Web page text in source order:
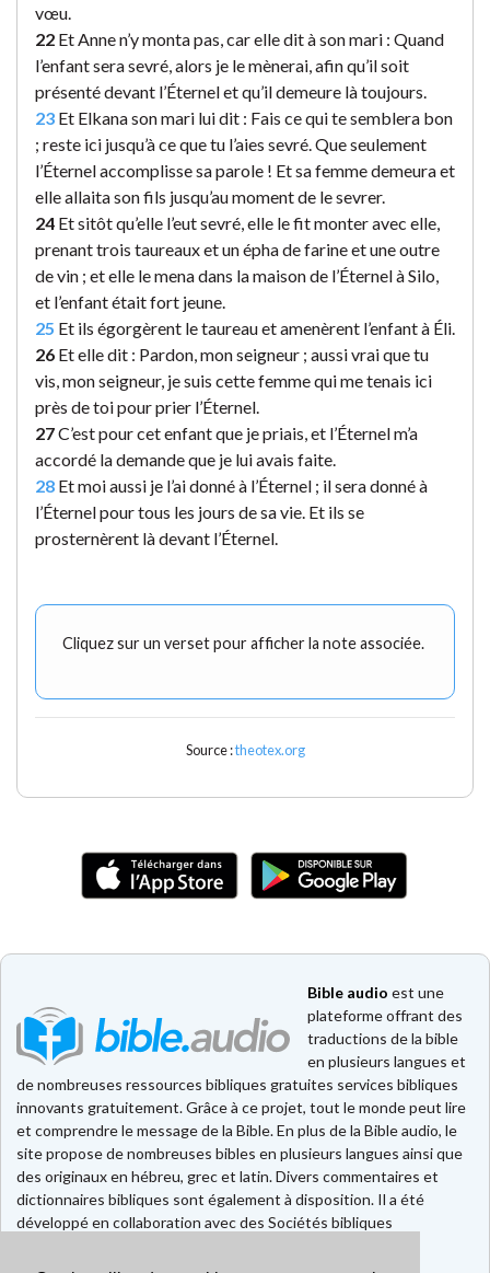
vœu.
22 Et Anne n’y monta pas, car elle dit à son mari : Quand
l’enfant sera sevré, alors je le mènerai, afin qu’il soit
présenté devant l’Éternel et qu’il demeure là toujours.
23 Et Elkana son mari lui dit : Fais ce qui te semblera bon
; reste ici jusqu’à ce que tu l’aies sevré. Que seulement
l’Éternel accomplisse sa parole ! Et sa femme demeura et
elle allaita son fils jusqu’au moment de le sevrer.
24 Et sitôt qu’elle l’eut sevré, elle le fit monter avec elle,
prenant trois taureaux et un épha de farine et une outre
de vin ; et elle le mena dans la maison de l’Éternel à Silo,
et l’enfant était fort jeune.
25 Et ils égorgèrent le taureau et amenèrent l’enfant à Éli.
26 Et elle dit : Pardon, mon seigneur ; aussi vrai que tu
vis, mon seigneur, je suis cette femme qui me tenais ici
près de toi pour prier l’Éternel.
27C’est pour cet enfant que je priais, et l’Éternel m’a
accordé la demande que je lui avais faite.
28 Et moi aussi je l’ai donné à l’Éternel ; il sera donné à
l’Éternel pour tous les jours de sa vie. Et ils se
prosternèrent là devant l’Éternel.
Cliquez sur un verset pour afficher la note associée.
Source :theotex.org
Bible audio est une
plateforme offrant des
traductions de la bible
en plusieurs langues et
de nombreuses ressources bibliques gratuites services bibliques
innovants gratuitement. Grâce à ce projet, tout le monde peut lire
et comprendre le message de la Bible. En plus de la Bible audio, le
site propose de nombreuses bibles en plusieurs langues ainsi que
des originaux en hébreu, grec et latin. Divers commentaires et
dictionnaires bibliques sont également à disposition. Il a été
développé en collaboration avec des Sociétés bibliques